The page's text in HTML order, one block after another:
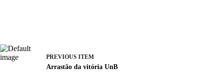
PREVIOUS ITEM
Arrastão da vitória UnB